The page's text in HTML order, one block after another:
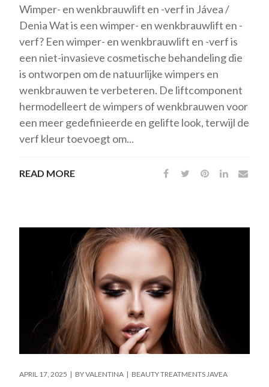
Wimper- en wenkbrauwlift en -verf in Jávea /
Denia Wat is een wimper- en wenkbrauwlift en -
verf? Een wimper- en wenkbrauwlift en -verf is
een niet-invasieve cosmetische behandeling die
is ontworpen om de natuurlijke wimpers en
wenkbrauwen te verbeteren. De liftcomponent
hermodelleert de wimpers of wenkbrauwen voor
een meer gedefinieerde en gelifte look, terwijl de
verf kleur toevoegt om...
READ MORE
APRIL 17, 2025 BYVALENTINA BEAUTY TREATMENTS JAVEA